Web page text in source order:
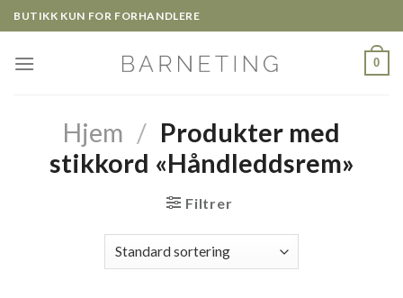
Skip
to
content
BUTIKK KUN FOR FORHANDLERE
0
Hjem / Produkter med
stikkord «Håndleddsrem»
Filtrer